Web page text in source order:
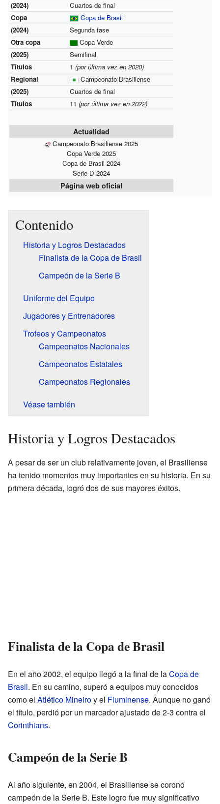
(2024)
Cuartos de final
Copa
Copa de Brasil
(2024)
Segunda fase
Otra copa
Copa Verde
(2025)
Semifinal
Títulos
1 (por última vez en 2020)
Regional
Campeonato Brasiliense
(2025)
Cuartos de final
Títulos
11 (por última vez en 2022)
Actualidad
Campeonato Brasiliense 2025
Copa Verde 2025
Copa de Brasil 2024
Serie D 2024
Página web oficial
Contenido
Historia y Logros Destacados
Finalista de la Copa de Brasil
Campeón de la Serie B
Uniforme del Equipo
Jugadores y Entrenadores
Trofeos y Campeonatos
Campeonatos Nacionales
Campeonatos Estatales
Campeonatos Regionales
Véase también
Historia y Logros Destacados
A pesar de ser un club relativamente joven, el Brasiliense
ha tenido momentos muy importantes en su historia. En su
primera década, logró dos de sus mayores éxitos.
Finalista de la Copa de Brasil
En el año 2002, el equipo llegó a la final de laCopa de
Brasil. En su camino, superó a equipos muy conocidos
como el Atlético Mineiroy el Fluminense. Aunque no ganó
el título, perdió por un marcador ajustado de 2-3 contra el
Corinthians.
Campeón de la Serie B
Al año siguiente, en 2004, el Brasiliense se coronó
campeón de la Serie B. Este logro fue muy significativo